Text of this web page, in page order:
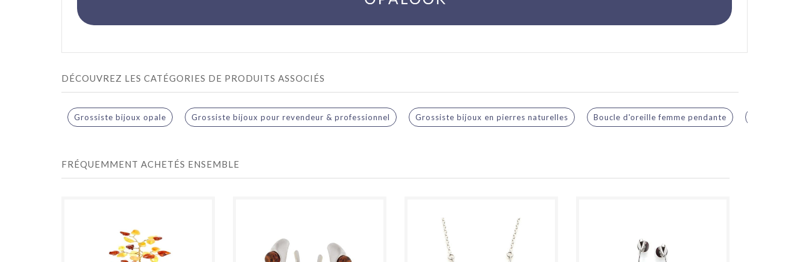
DÉCOUVREZ LES CATÉGORIES DE PRODUITS ASSOCIÉS
Grossiste bijoux opale Grossiste bijoux pour revendeur & professionnel Grossiste bijoux en pierres naturelles Boucle d'oreille femme pendante
FRÉQUEMMENT ACHETÉS ENSEMBLE